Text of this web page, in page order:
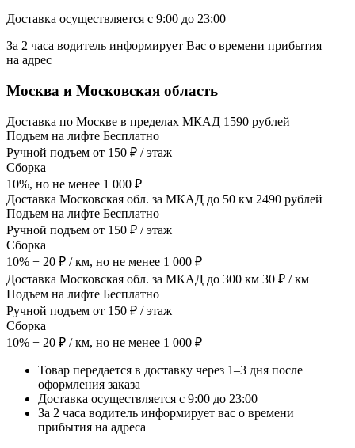
Доставка осуществляется с 9:00 до 23:00
За 2 часа водитель информирует Вас о времени прибытия
на адрес
Москва и Московская область
Доставка по Москве в пределах МКАД 1590 рублей
Подъем на лифте Бесплатно
Ручной подъем от 150 ₽ / этаж
Сборка
10%, но не менее 1 000 ₽
Доставка Московская обл. за МКАД до 50 км 2490 рублей
Подъем на лифте Бесплатно
Ручной подъем от 150 ₽ / этаж
Сборка
10% + 20 ₽ / км, но не менее 1 000 ₽
Доставка Московская обл. за МКАД до 300 км 30 ₽ / км
Подъем на лифте Бесплатно
Ручной подъем от 150 ₽ / этаж
Сборка
10% + 20 ₽ / км, но не менее 1 000 ₽
Товар передается в доставку через 1–3 дня после
оформления заказа
Доставка осуществляется с 9:00 до 23:00
За 2 часа водитель информирует вас о времени
прибытия на адреса